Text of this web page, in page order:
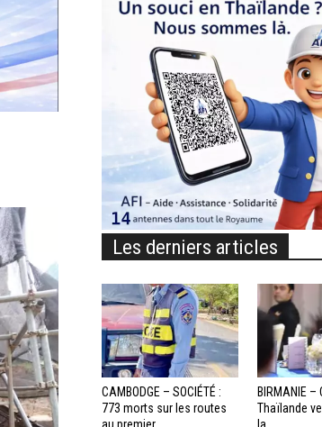
Les derniers articles
CAMBODGE – SOCIÉTÉ :
773 morts sur les routes
BIRMANIE –
Thaïlande